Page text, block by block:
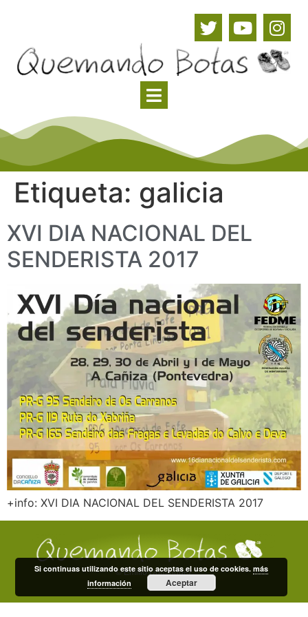
Etiqueta: galicia
XVI DIA NACIONAL DEL
SENDERISTA 2017
+info: XVI DIA NACIONAL DEL SENDERISTA 2017
© Emilio Domínguez
Si continuas utilizando este sitio aceptas el uso de cookies.más
información
Aceptar